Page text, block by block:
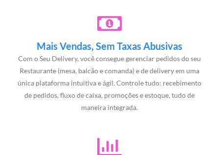
Mais Vendas, Sem Taxas Abusivas
Com o Seu Delivery, você consegue gerenciar pedidos do seu
Restaurante (mesa, balcão e comanda) e de delivery em uma
única plataforma intuitiva e ágil. Controle tudo: recebimento
de pedidos, fluxo de caixa, promoções e estoque, tudo de
maneira integrada.